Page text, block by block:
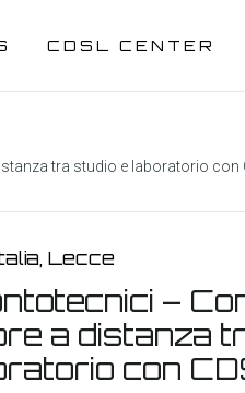
CDSL CENTER
tra studio e laboratorio con
Lecce
–
a distanza
con